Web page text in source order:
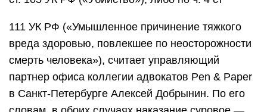
111 УК РФ («Умышленное причинение тяжкого
вреда здоровью, повлекшее по неосторожности
смерть человека»), считает управляющий
партнер офиса коллегии адвокатов Pen & Paper
в Санкт-Петербурге Алексей Добрынин. По его